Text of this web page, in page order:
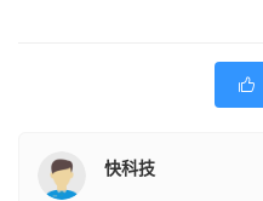

快科技